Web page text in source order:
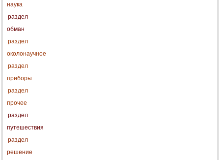
наука
раздел
обман
раздел
околонаучное
раздел
приборы
раздел
прочее
раздел
путешествия
раздел
решение